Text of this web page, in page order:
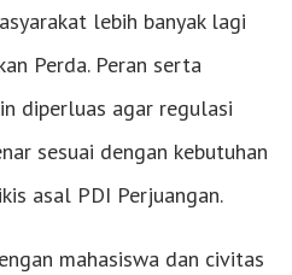
lebih banyak lagi
Perda. Peran serta
diperluas agar regulasi
sesuai dengan kebutuhan
asal PDI Perjuangan.
mahasiswa dan civitas